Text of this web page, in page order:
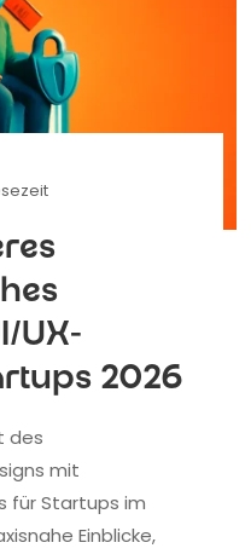
UX-
2026
des
mit
für Startups im
Einblicke,